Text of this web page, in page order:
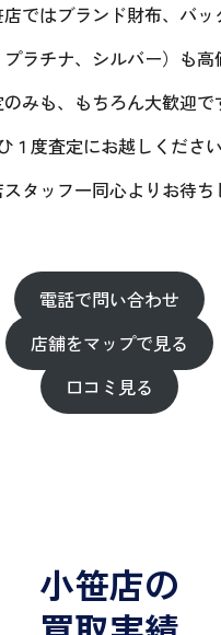
ではブランド財布、バ
ラチナ、シルバー）も高
みも、もちろん大歓迎で
１度査定にお越しくださ
タッフ一同心よりお待ち
電話で問い合わせ
店舗をマップで見る
口コミ見る
小笹店の